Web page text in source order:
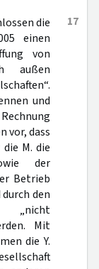
17
die
einen
von
außen
und
vor, dass
M. die
der
Betrieb
den
„nicht
Mit
die Y.